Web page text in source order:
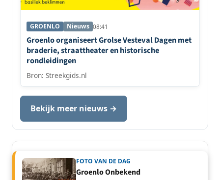
GROENLO Nieuws 08:41
Groenlo organiseert Grolse Vesteval Dagen met
braderie, straattheater en historische
rondleidingen
Bron: Streekgids.nl
Bekijk meer nieuws →
FOTO VAN DE DAG
Groenlo Onbekend